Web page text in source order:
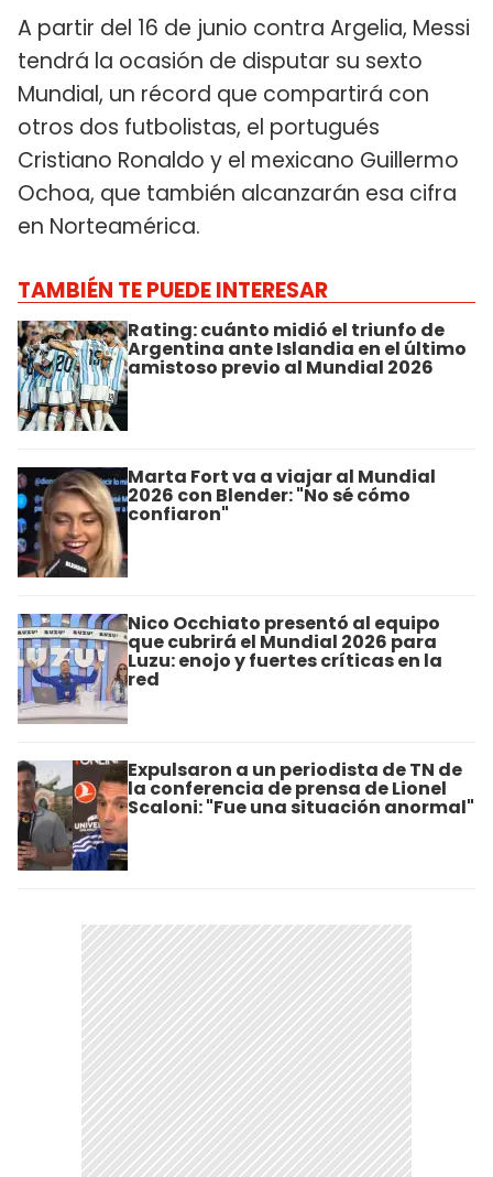
A partir del 16 de junio contra Argelia, Messi
tendrá la ocasión de disputar su sexto
Mundial, un récord que compartirá con
otros dos futbolistas, el portugués
Cristiano Ronaldo y el mexicano Guillermo
Ochoa, que también alcanzarán esa cifra
en Norteamérica.
TAMBIÉN TE PUEDE INTERESAR
Rating: cuánto midió el triunfo de
Argentina ante Islandia en el último
amistoso previo al Mundial 2026
Marta Fort va a viajar al Mundial
2026 con Blender: "No sé cómo
confiaron"
Nico Occhiato presentó al equipo
que cubrirá el Mundial 2026 para
Luzu: enojo y fuertes críticas en la
red
Expulsaron a un periodista de TN de
la conferencia de prensa de Lionel
Scaloni: "Fue una situación anormal"